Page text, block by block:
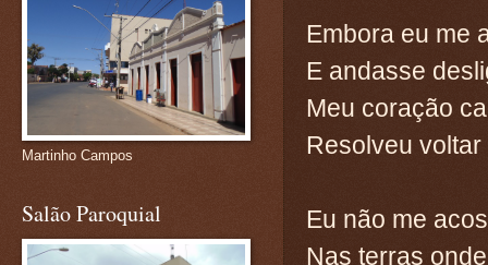
Embora eu me
E andasse
Meu coração
Resolveu voltar
Eu não me
Nas terras
Martinho Campos
Salão Paroquial